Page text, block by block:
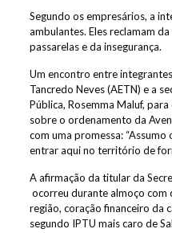
Segundo os empresários, a
ambulantes. Eles reclamam
passarelas e da insegurança.
Um encontro entre
Tancredo Neves (AETN) e a
Pública, Rosemma Maluf,
sobre o ordenamento da
com uma promessa:
entrar aqui no território de
A afirmação da titular da
ocorreu durante almoço com
região, coração financeiro da
segundo IPTU mais caro de